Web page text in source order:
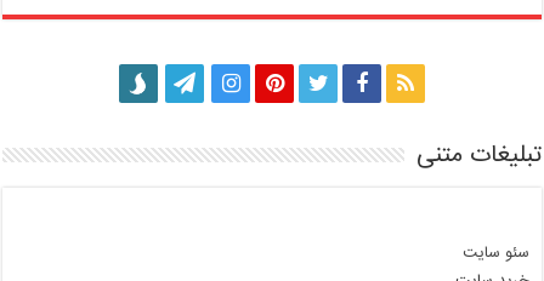
تبلیغات متنی
سئو سایت